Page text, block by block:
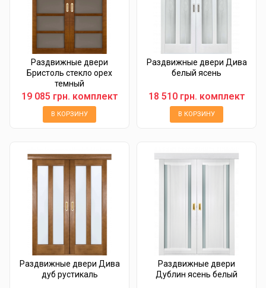
Раздвижные двери
Бристоль стекло орех
темный
19 085 грн. комплект
В КОРЗИНУ
Раздвижные двери Дива
белый ясень
18 510 грн. комплект
В КОРЗИНУ
Раздвижные двери Дива
дуб рустикаль
Раздвижные двери
Дублин ясень белый